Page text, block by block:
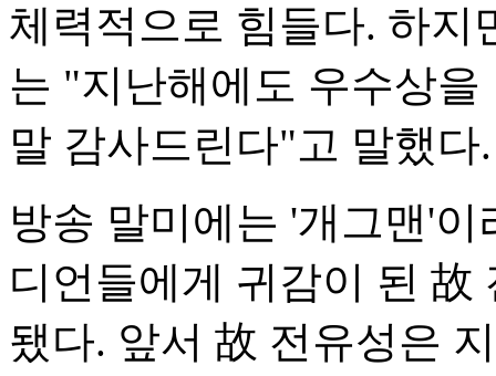
체력적으로 힘들다. 하지
는 "지난해에도 우수상
말 감사드린다"고 말했다.
방송 말미에는 '개그맨'
디언들에게 귀감이 된 故
됐다. 앞서 故 전유성은